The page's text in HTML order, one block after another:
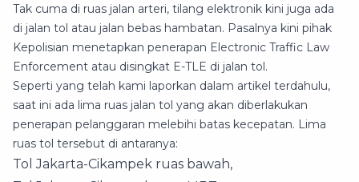
Tak cuma di ruas jalan arteri, tilang elektronik kini juga ada
di jalan tol atau jalan bebas hambatan. Pasalnya kini pihak
Kepolisian menetapkan penerapan Electronic Traffic Law
Enforcement atau disingkat E-TLE di jalan tol.
Seperti yang telah kami laporkan dalam artikel terdahulu,
saat ini ada lima ruas jalan tol yang akan diberlakukan
penerapan pelanggaran melebihi batas kecepatan. Lima
ruas tol tersebut di antaranya:
Tol Jakarta-Cikampek ruas bawah,